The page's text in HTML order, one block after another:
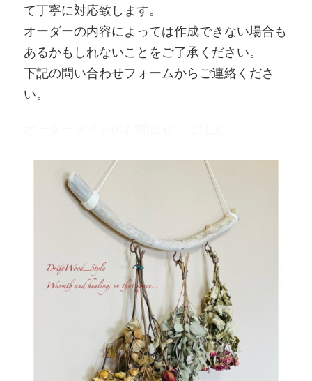
て丁寧に対応致します。
オーダーの内容によっては作成できない場合も
あるかもしれないことをご了承ください。
下記の問い合わせフォームからご連絡くださ
い。